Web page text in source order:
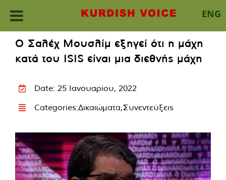
ENG
content
Ο Σαλέχ Μουσλίμ εξηγεί ότι η μάχη
κατά του ISIS είναι μια διεθνής μάχη
Date: 25 Ιανουαρίου, 2022
Categories:Δικαιώματα,Συνεντεύξεις